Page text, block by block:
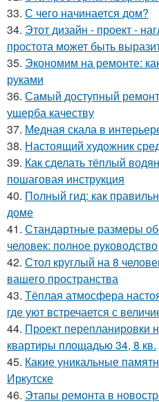
33. С чего начинается дом?
34. Этот дизайн - проект -
простота может быть
35. Экономим на ремонте:
руками
36. Самый доступный
ущерба качеству
37. Медная скала в
38. Настоящий художник
39. Как сделать тёплый
пошаговая инструкция
40. Полный гид: как
доме
41. Стандартные размеры
человек: полное руководство
42. Стол круглый на 8
вашего пространства
43. Тёплая атмосфера
где уют встречается с
44. Проект перепланировки
квартиры площадью 34, 8 кв.
45. Какие уникальные
Иркутске
46. Этапы ремонта в